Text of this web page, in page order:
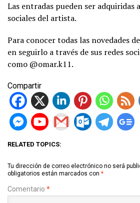
Las entradas pueden ser adquiridas
sociales del artista.
Para conocer todas las novedades
en seguirlo a través de sus redes
como @omar.k11.
Compartir
RELATED TOPICS:
Tu dirección de correo electrónico no será
obligatorios están marcados con *
Comentario *